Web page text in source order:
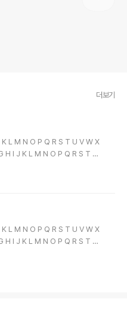
더보기
L M N O P Q R S T U V W X
H I J K L M N O P Q R S T U
으로 연락 주시면 메
L M N O P Q R S T U V W X
H I J K L M N O P Q R S T U
으로 연락 주시면 메